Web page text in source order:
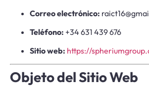
Correo electrónico:
Teléfono: +34 631 439 676
Sitio web: https://
Objeto del Sitio Web